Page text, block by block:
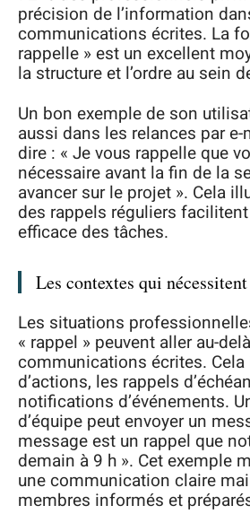
précision de l’information
communications écrites. La
rappelle » est un excellent
la structure et l’ordre au sein
Un bon exemple de son
aussi dans les relances par e-
dire : « Je vous rappelle que
nécessaire avant la fin de la
avancer sur le projet ». Cela
des rappels réguliers
efficace des tâches.
Les contextes qui
Les situations
« rappel » peuvent aller au-
communications écrites.
d’actions, les rappels
notifications d’événements.
d’équipe peut envoyer un
message est un rappel que
demain à 9 h ». Cet exemple
une communication claire
membres informés et